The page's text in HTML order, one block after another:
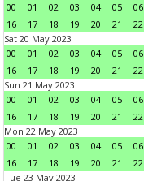
00
01 02 03 04 05 06
16
17 18 19 20 21 22
Sat 20 May 2023
00
01 02 03 04 05 06
16
17 18 19 20 21 22
Sun 21 May 2023
00
01 02 03 04 05 06
16
17 18 19 20 21 22
Mon 22 May 2023
00
01 02 03 04 05 06
16
17 18 19 20 21 22
Tue 23 May 2023